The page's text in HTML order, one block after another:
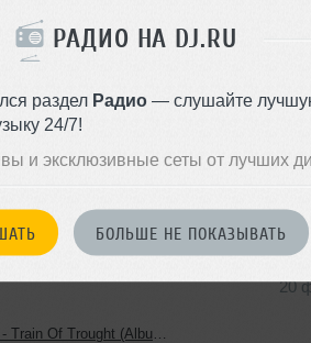
РАДИО НА DJ.RU
раздел Радио — слушайте
24/7!
и эксклюзивные сеты от лучших
БОЛЬШЕ НЕ ПОКАЗЫВАТЬ
1 плейлисте)
April 2007 Guestmix
3
20
3 56 MB, 128
20
Of Trought (Album version)